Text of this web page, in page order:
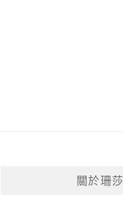
關於珊莎